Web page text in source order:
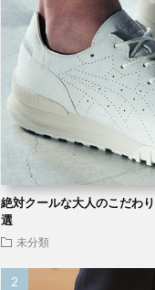
絶対クールな大人のこだわ
選
未分類